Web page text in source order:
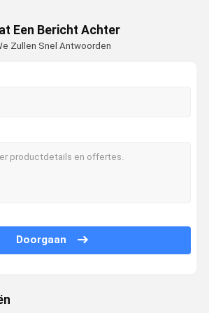
Een Bericht Achter
Zullen Snel Antwoorden
Doorgaan